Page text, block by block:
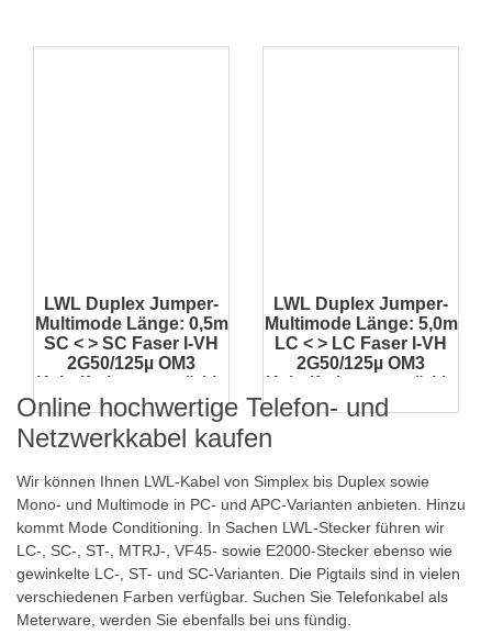
LWL Duplex Jumper-
Multimode Länge: 0,5m
SC < > SC Faser I-VH
2G50/125µ OM3
Kabelfarbe: aquatürkis
Inkl. Prüfprotokoll
LWL Duplex Jumper-
Multimode Länge: 5,0m
LC < > LC Faser I-VH
2G50/125µ OM3
Kabelfarbe: aquatürkis
Inkl. Prüfprotokoll
Online hochwertige Telefon- und
Netzwerkkabel kaufen
Wir können Ihnen LWL-Kabel von Simplex bis Duplex sowie
Mono- und Multimode in PC- und APC-Varianten anbieten. Hinzu
kommt Mode Conditioning. In Sachen LWL-Stecker führen wir
LC-, SC-, ST-, MTRJ-, VF45- sowie E2000-Stecker ebenso wie
gewinkelte LC-, ST- und SC-Varianten. Die Pigtails sind in vielen
verschiedenen Farben verfügbar. Suchen Sie Telefonkabel als
Meterware, werden Sie ebenfalls bei uns fündig.